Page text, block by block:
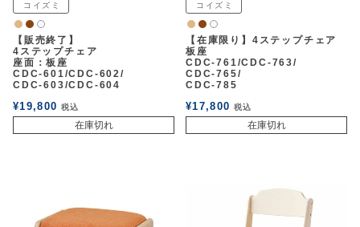
コイズミ
ナチュラル
ウォルナット
白2
【販売終了】
4ステップチェア
座面：板座
CDC-601/CDC-602/
CDC-603/CDC-604
¥19,800 税込
在庫切れ
コイズミ
ナチュラル
ウォルナット
白2
【在庫限り】4ステップチェア
板座
CDC-761/CDC-763/
CDC-765/
CDC-785
¥17,800 税込
在庫切れ